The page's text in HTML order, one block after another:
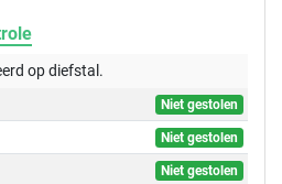
opdiefstal.
Niet gestolen
Niet gestolen
Niet gestolen